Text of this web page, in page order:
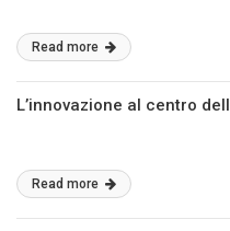
Read more
L’innovazione al centro
Read more